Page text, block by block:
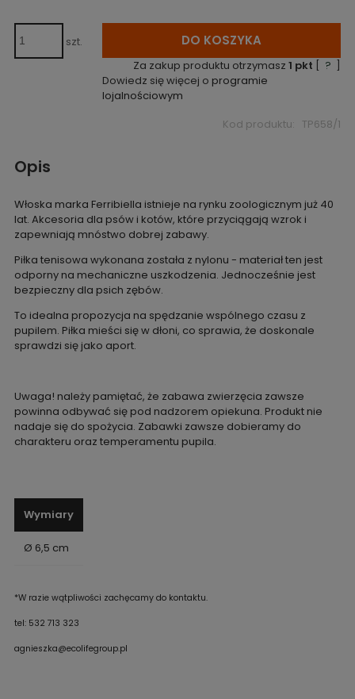
pojawił się w
szt. DO KOSZYKA
Za zakup produktu otrzymasz1 pkt [ ? ]
Dowiedz się więcej o programie
lojalnościowym
Kod produktu: TP658/1
Opis
Włoska marka Ferribiella istnieje na rynku zoologicznym już 40
lat. Akcesoria dla psów i kotów, które przyciągają wzrok i
zapewniają mnóstwo dobrej zabawy.
Piłka tenisowa wykonana została z nylonu - materiał ten jest
odporny na mechaniczne uszkodzenia. Jednocześnie jest
bezpieczny dla psich zębów.
To idealna propozycja na spędzanie wspólnego czasu z
pupilem. Piłka mieści się w dłoni, co sprawia, że doskonale
sprawdzi się jako aport.
Uwaga! należy pamiętać, że zabawa zwierzęcia zawsze
powinna odbywać się pod nadzorem opiekuna. Produkt nie
nadaje się do spożycia. Zabawki zawsze dobieramy do
charakteru oraz temperamentu pupila.
Wymiary
Ø 6,5 cm
*W razie wątpliwości zachęcamy do kontaktu.
tel: 532 713 323
agnieszka@ecolifegroup.pl